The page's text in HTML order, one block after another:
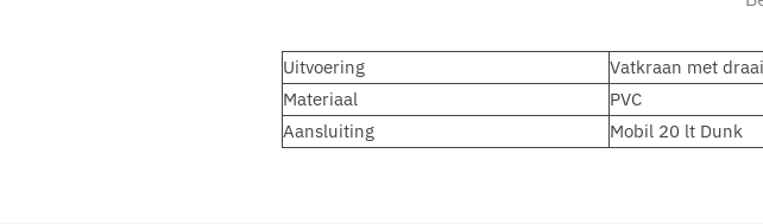
Uitvoering
Vatkraan met
Materiaal
PVC
Aansluiting
Mobil 20 lt Dunk